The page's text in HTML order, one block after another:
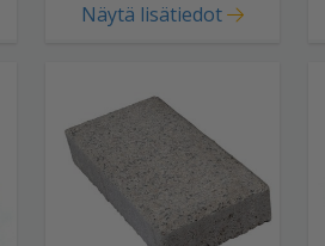
Näytä lisätiedot